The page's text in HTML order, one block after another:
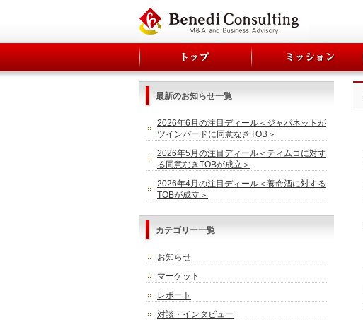
最新のお知らせ一覧
2026年6月の注目ディール＜ジャパネットが
ツインバードに同意なきTOB＞
2026年5月の注目ディール＜ティムコに対す
る同意なきTOBが成立＞
2026年4月の注目ディール＜養命酒に対する
TOBが成立＞
カテゴリー一覧
お知らせ
マーケット
レポート
対談・インタビュー